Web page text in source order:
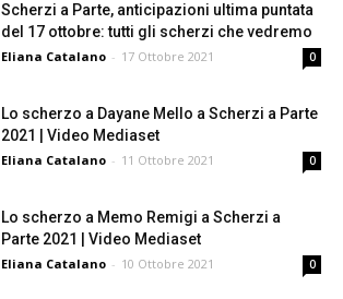
Scherzi a Parte, anticipazioni ultima puntata
del 17 ottobre: tutti gli scherzi che vedremo
Eliana Catalano - 17 Ottobre 2021 0
Lo scherzo a Dayane Mello a Scherzi a Parte
2021 | Video Mediaset
Eliana Catalano - 11 Ottobre 2021 0
Lo scherzo a Memo Remigi a Scherzi a
Parte 2021 | Video Mediaset
Eliana Catalano - 10 Ottobre 2021 0